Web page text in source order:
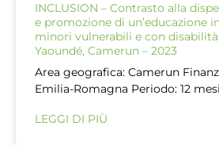
INCLUSION – Contrasto alla
e promozione di un’educazione
minori vulnerabili e con
Yaoundé, Camerun – 2023
Area geografica: Camerun
Emilia-Romagna Periodo: 12
LEGGI DI PIÙ